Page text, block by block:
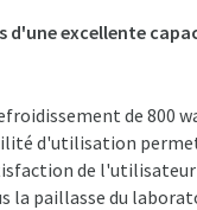
excellente
de 800
d'utilisation
de
la paillasse du